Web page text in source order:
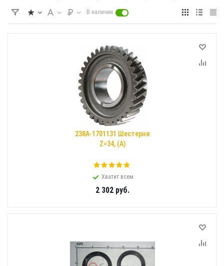
В наличии
238А-1701131 Шестерня
Z=34, (А)
Хватит всем
2 302руб.